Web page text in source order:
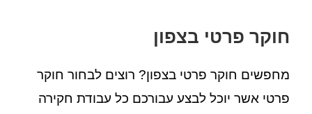
חוקר פרטי בצפון
מחפשים חוקר פרטי בצפון? רוצים לבחור חוקר
פרטי אשר יוכל לבצע עבורכם כל עבודת חקירה